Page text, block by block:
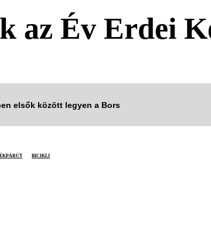
az Év Erdei
elsők között legyen a Bors
bicikli